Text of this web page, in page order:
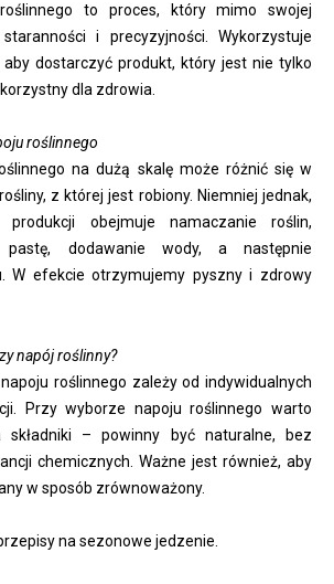
to proces, który mimo swojej
i precyzyjności. Wykorzystuje
aby dostarczyć produkt, który jest nie tylko
dla zdrowia.
roślinnego
na dużą skalę może różnić się w
z której jest robiony. Niemniej jednak,
produkcji obejmuje namaczanie roślin,
dodawanie wody, a następnie
W efekcie otrzymujemy pyszny i zdrowy
napój roślinny?
roślinnego zależy od indywidualnych
Przy wyborze napoju roślinnego warto
składniki – powinny być naturalne, bez
chemicznych. Ważne jest również, aby
w sposób zrównoważony.